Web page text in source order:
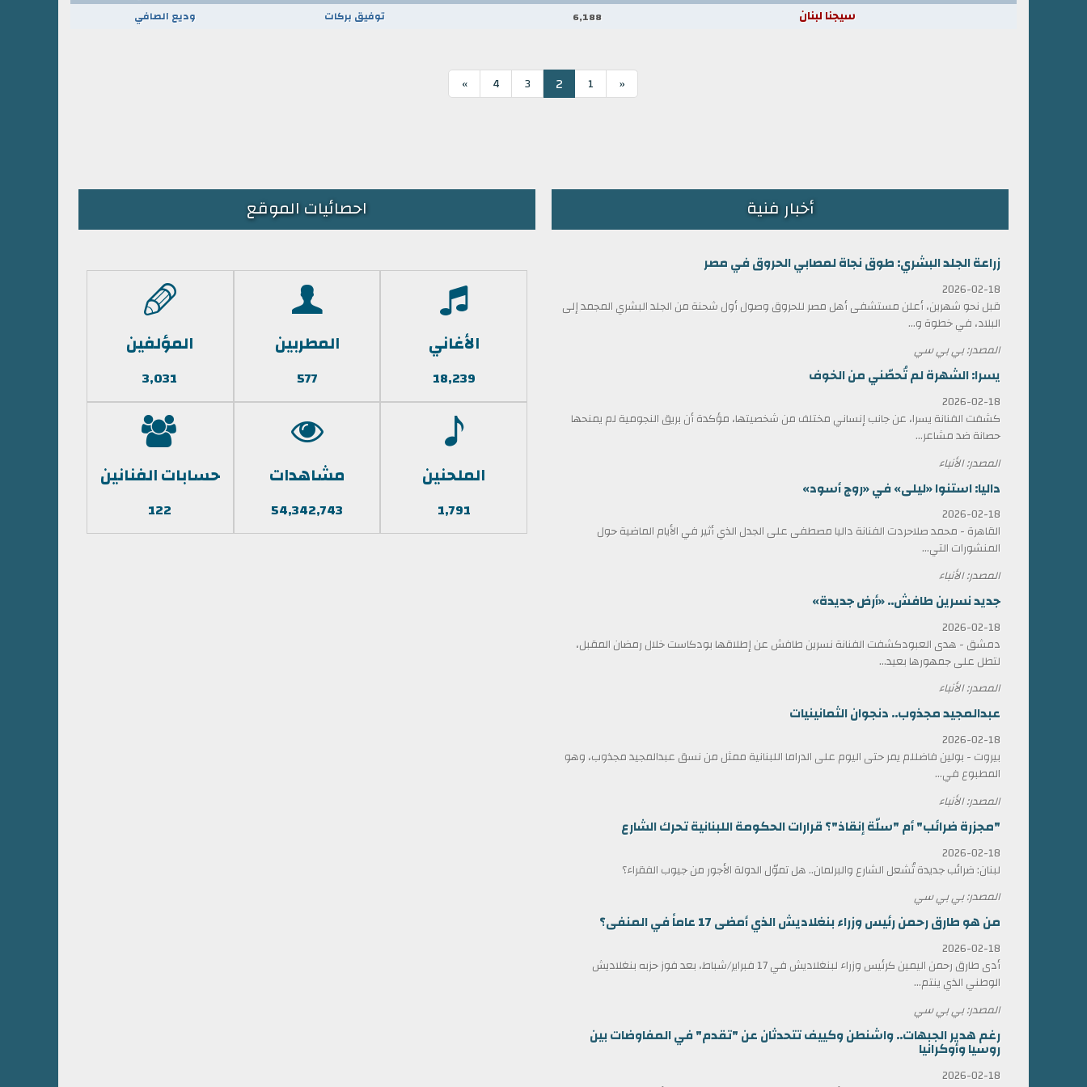
سيجنا لبنان 6,188 توفيق بركات وديع الصافي
«
1
2
3
4
»
أخبار فنية
زراعة الجلد البشري: طوق نجاة لمصابي الحروق في مصر
2026-02-18
قبل نحو شهرين، أعلن مستشفى أهل مصر للحروق وصول أول شحنة من الجلد البشري المجمد إلى
البلاد، في خطوة و...
المصدر: بي بي سي
يسرا: الشهرة لم تُحصّني من الخوف
2026-02-18
كشفت الفنانة يسرا، عن جانب إنساني مختلف من شخصيتها، مؤكدة أن بريق النجومية لم يمنحها
حصانة ضد مشاعر...
المصدر: الأنباء
داليا: استنوا «ليلى» في «روج أسود»
2026-02-18
القاهرة - محمد صلاحردت الفنانة داليا مصطفى على الجدل الذي أثير في الأيام الماضية حول
المنشورات التي...
المصدر: الأنباء
جديد نسرين طافش.. «أرض جديدة»
2026-02-18
دمشق - هدى العبودكشفت الفنانة نسرين طافش عن إطلاقها بودكاست خلال رمضان المقبل،
لتطل على جمهورها بعيد...
المصدر: الأنباء
عبدالمجيد مجذوب.. دنجوان الثمانينيات
2026-02-18
بيروت - بولين فاضللم يمر حتى اليوم على الدراما اللبنانية ممثل من نسق عبدالمجيد مجذوب، وهو
المطبوع في...
المصدر: الأنباء
"مجزرة ضرائب" أم "سلّة إنقاذ"؟ قرارات الحكومة اللبنانية تحرك الشارع
2026-02-18
لبنان: ضرائب جديدة تُشعل الشارع والبرلمان.. هل تموّل الدولة الأجور من جيوب الفقراء؟
المصدر: بي بي سي
من هو طارق رحمن رئيس وزراء بنغلاديش الذي أمضى 17 عاماً في المنفى؟
2026-02-18
أدى طارق رحمن اليمين كرئيس وزراء لبنغلاديش في 17 فبراير/شباط، بعد فوز حزبه بنغلاديش
الوطني الذي ينتم...
المصدر: بي بي سي
رغم هدير الجبهات.. واشنطن وكييف تتحدثان عن "تقدم" في المفاوضات بين
روسيا وأوكرانيا
2026-02-18
احصائيات الموقع
الأغاني
18,239
المطربين
577
المؤلفين
3,031
الملحنين
1,791
مشاهدات
54,342,743
حسابات الفنانين
122